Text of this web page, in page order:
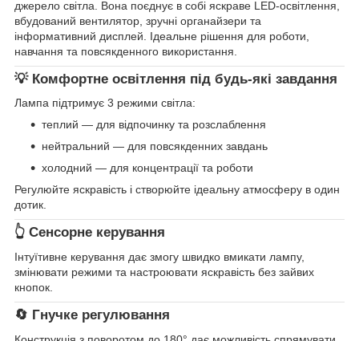
джерело світла. Вона поєднує в собі яскраве LED-освітлення,
вбудований вентилятор, зручні органайзери та
інформативний дисплей. Ідеальне рішення для роботи,
навчання та повсякденного використання.
💡 Комфортне освітлення під будь-які завдання
Лампа підтримує 3 режими світла:
теплий — для відпочинку та розслаблення
нейтральний — для повсякденних завдань
холодний — для концентрації та роботи
Регулюйте яскравість і створюйте ідеальну атмосферу в один
дотик.
👆 Сенсорне керування
Інтуїтивне керування дає змогу швидко вмикати лампу,
змінювати режими та настроювати яскравість без зайвих
кнопок.
🔄 Гнучке регулювання